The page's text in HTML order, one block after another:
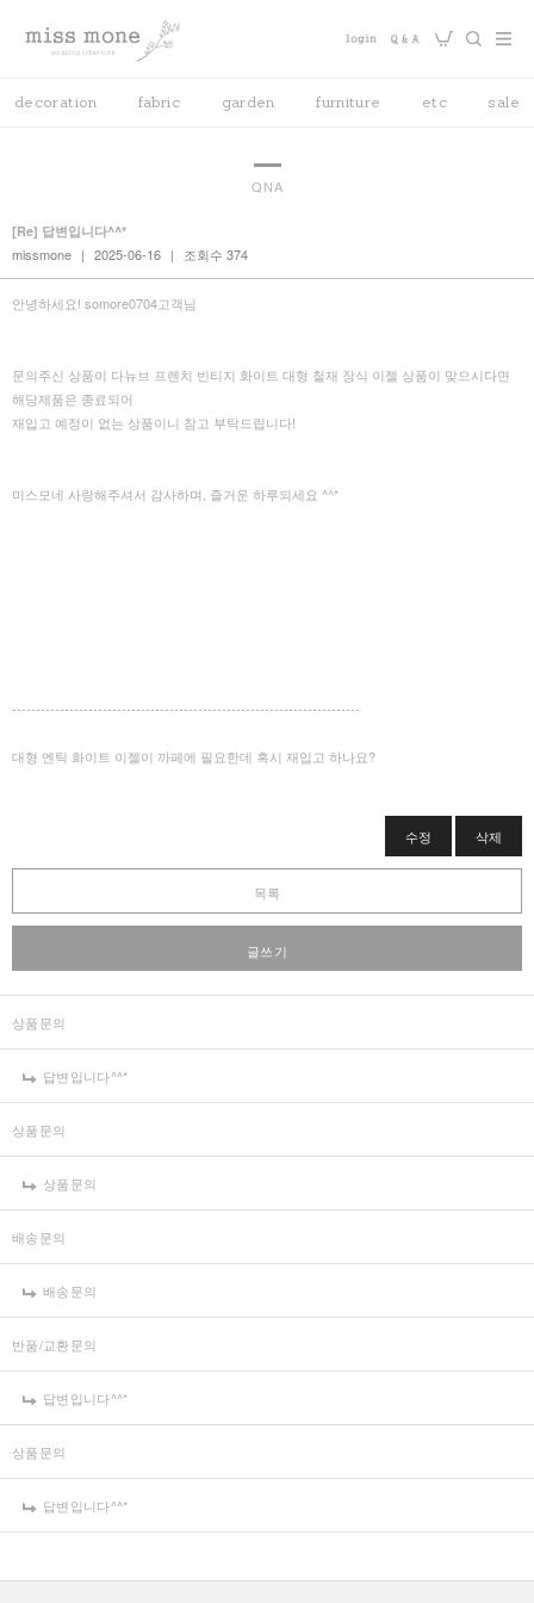
decoration fabric garden furniture etc sale
QNA
[Re] 답변입니다^^*
missmone | 2025-06-16 | 조회수 374
안녕하세요! somore0704고객님
문의주신 상품이 다뉴브 프렌치 빈티지 화이트 대형 철재 장식 이젤 상품이 맞으시다면
해당제품은 종료되어
재입고 예정이 없는 상품이니 참고 부탁드립니다!
미스모네 사랑해주셔서 감사하며, 즐거운 하루되세요 ^^*
-------------------------------------------------------------------------
대형 엔틱 화이트 이젤이 까페에 필요한데 혹시 재입고 하나요?
수정 삭제
목록
글쓰기
상품문의
답변입니다^^*
상품문의
상품문의
배송문의
배송문의
반품/교환문의
답변입니다^^*
상품문의
답변입니다^^*